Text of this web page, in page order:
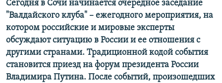
Сегодня в Сочи начинается очередное заседание
"Валдайского клуба" – ежегодного мероприятия, на
котором российские и мировые эксперты
обсуждают ситуацию в России и ее отношения с
другими странами. Традиционной кодой события
становится приезд на форум президента России
Владимира Путина. После событий, произошедших